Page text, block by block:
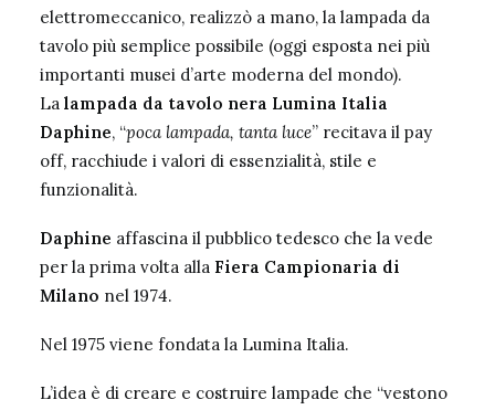
elettromeccanico, realizzò a mano, la lampada da
tavolo più semplice possibile (oggi esposta nei più
importanti musei d’arte moderna del mondo).
La lampada da tavolo nera Lumina Italia
Daphine, “poca lampada, tanta luce” recitava il pay
off, racchiude i valori di essenzialità, stile e
funzionalità.
Daphine affascina il pubblico tedesco che la vede
per la prima volta alla Fiera Campionaria di
Milano nel 1974.
Nel 1975 viene fondata la Lumina Italia.
L’idea è di creare e costruire lampade che “vestono